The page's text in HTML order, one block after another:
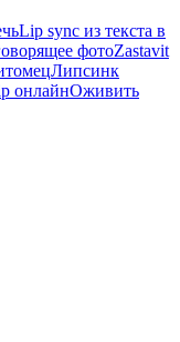
Lip sync из текста в
фотоZastavit
Липсинк
онлайнОживить